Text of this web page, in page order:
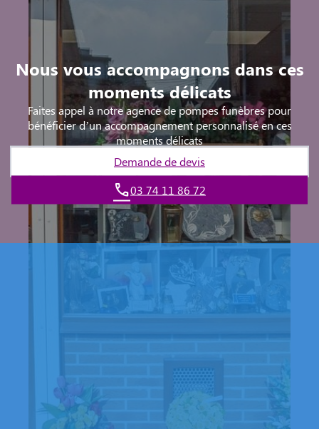
Nous vous accompagnons dans ces
moments délicats
Faites appel à notre agence de pompes funèbres pour
bénéficier d’un accompagnement personnalisé en ces
moments délicats
Demande de devis
03 74 11 86 72